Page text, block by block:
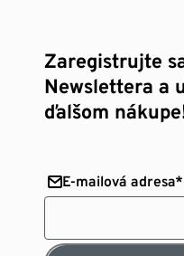
Zaregistrujte
Newslettera a
ďalšom
E-mailová adresa*